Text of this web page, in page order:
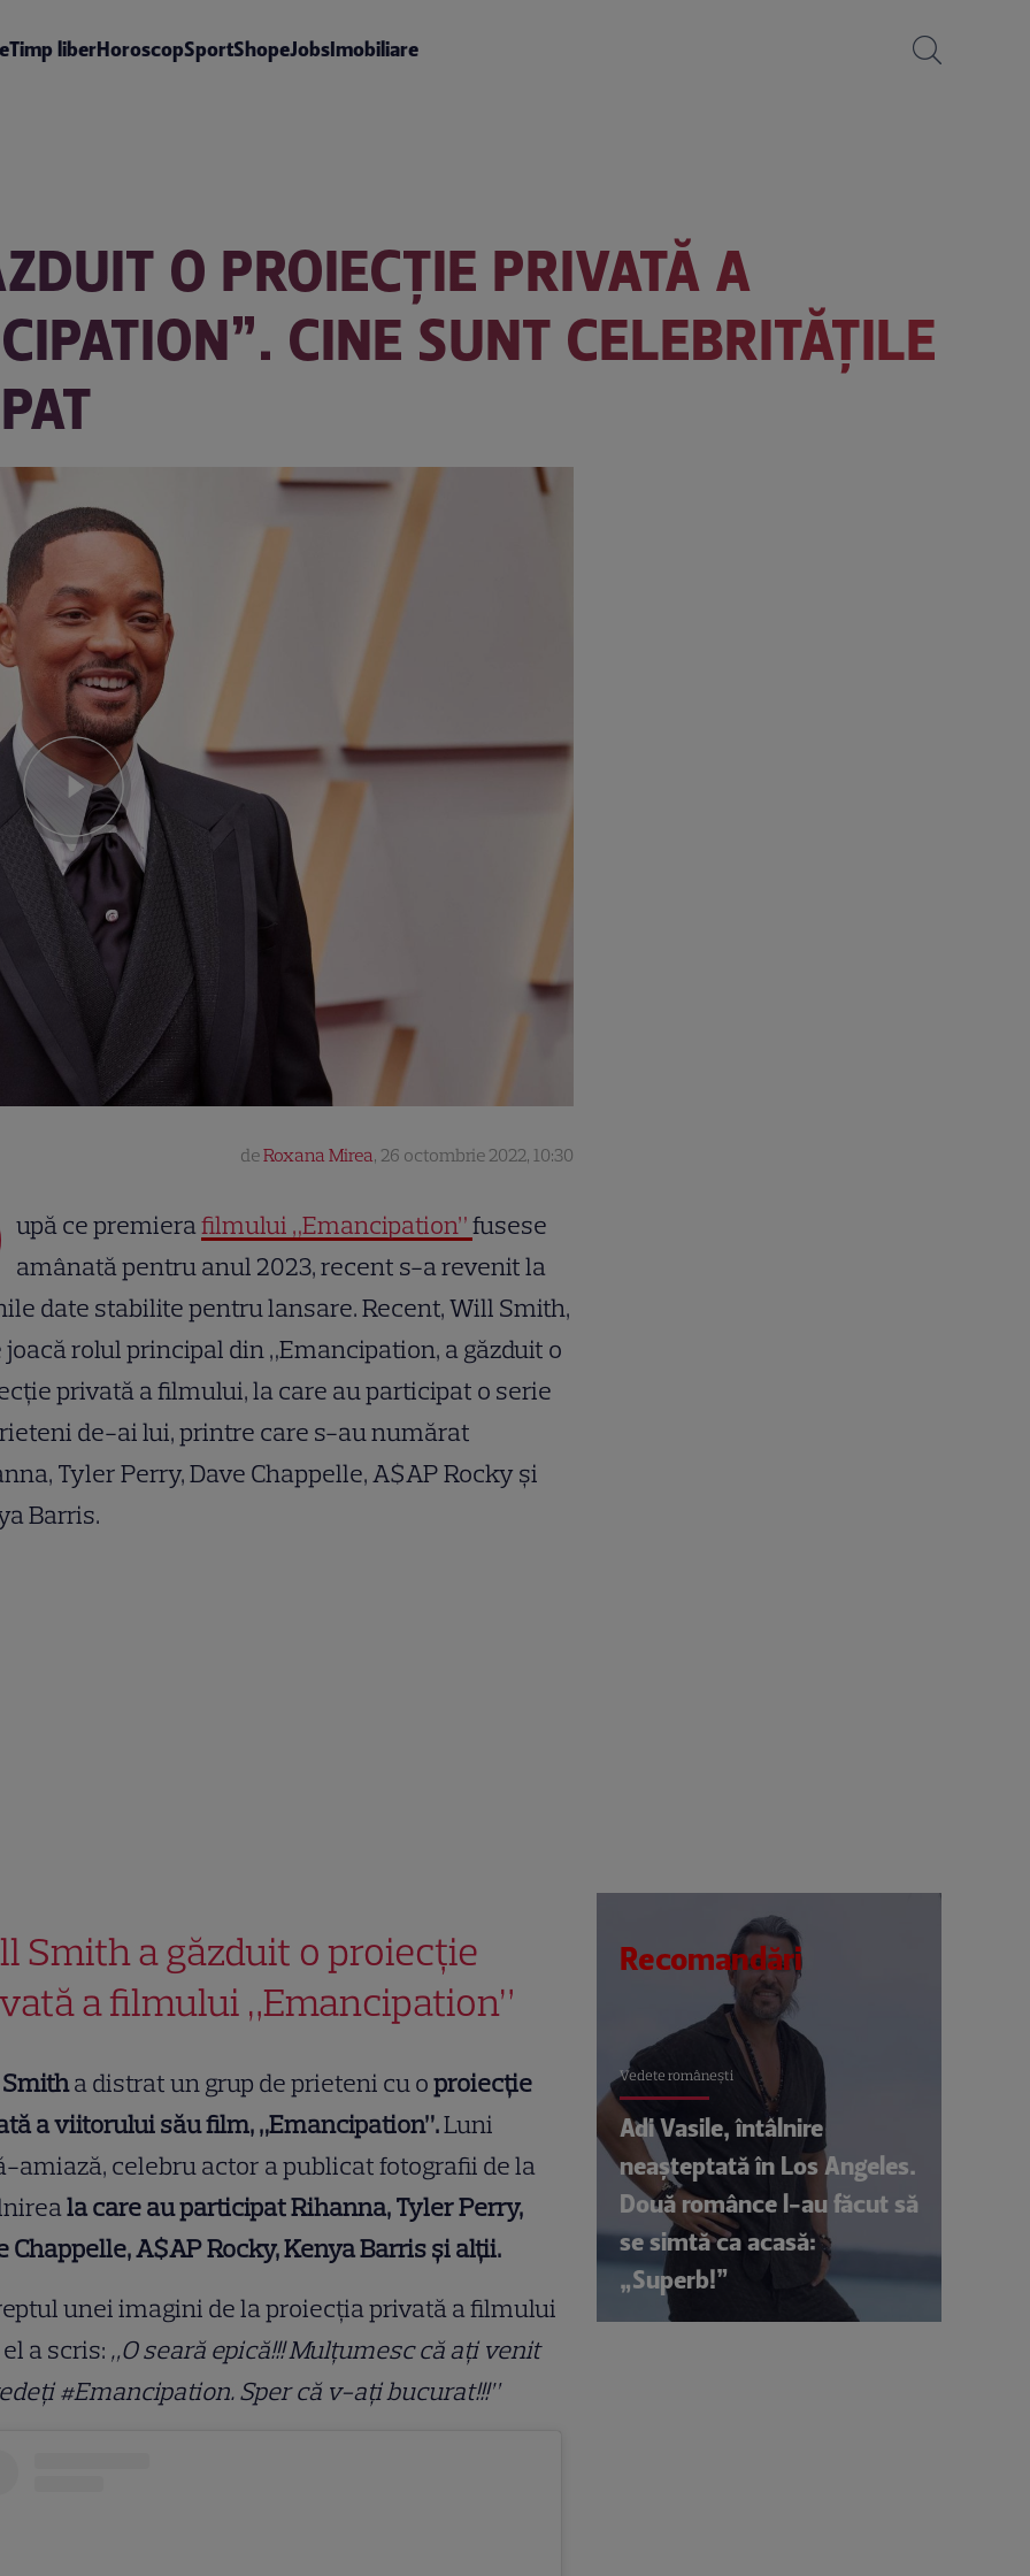
Timp liberHoroscopSportShopeJobsImobiliare
O PROIECȚIE PRIVATĂ A
CINE SUNT CELEBRITĂȚILE
deRoxana Mirea, 26 octombrie 2022, 10:30
upă ce premierafilmului „Emancipation”fusese
amânată pentru anul 2023, recent s-a revenit la
date stabilite pentru lansare. Recent, Will Smith,
joacă rolul principal din „Emancipation, a găzduit o
privată a filmului, la care au participat o serie
de-ai lui, printre care s-au numărat
Tyler Perry, Dave Chappelle, A$AP Rocky și
Barris.
Smith a găzduit o proiecție
a filmului „Emancipation”
a distrat un grup de prieteni cu oproiecție
a viitorului său film, „Emancipation”.Luni
amiază, celebru actor a publicat fotografii de la
la care au participat Rihanna, Tyler Perry,
Chappelle, A$AP Rocky, Kenya Barris și alții.
unei imagini de la proiecția privată a filmului
a scris: „O seară epică!!! Mulțumesc că ați venit
#Emancipation. Sper că v-ați bucurat!!!”
Recomandări
Vedete româneşti
Adi Vasile, întâlnire
neașteptată în Los Angeles.
Două românce l-au făcut să
se simtă ca acasă:
„Superb!”